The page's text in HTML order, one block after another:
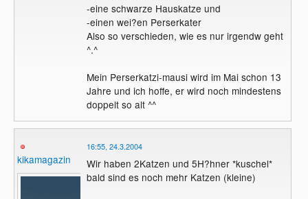
-eine schwarze Hauskatze und
-einen wei?en Perserkater
Also so verschieden, wie es nur irgendw geht
^.^
Mein Perserkatzi-mausi wird im Mai schon 13
Jahre und ich hoffe, er wird noch mindestens
doppelt so alt ^^
kikamagazin
16:55, 24.3.2004
Wir haben 2Katzen und 5H?hner *kuschel*
bald sind es noch mehr Katzen (kleine)